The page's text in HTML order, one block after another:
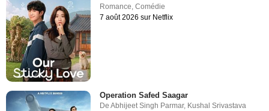
Romance,Comédie
7 août 2026 sur Netflix
Operation Safed Saagar
DeAbhijeet Singh Parmar, Kushal Srivastava